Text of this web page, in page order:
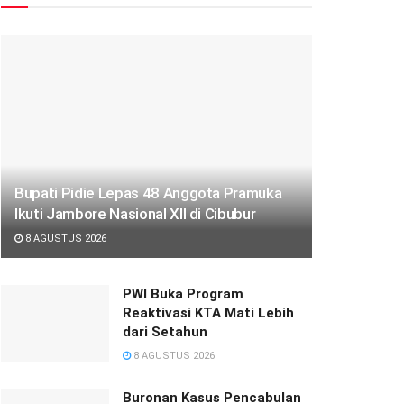
Bupati Pidie Lepas 48 Anggota Pramuka
Ikuti Jambore Nasional XII di Cibubur
8 AGUSTUS 2026
PWI Buka Program
Reaktivasi KTA Mati Lebih
dari Setahun
8 AGUSTUS 2026
Buronan Kasus Pencabulan